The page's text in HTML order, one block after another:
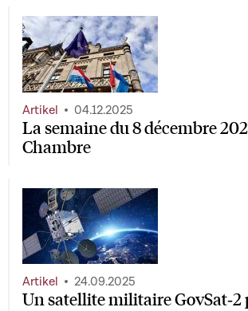
La semaine du 8 décembre
Chambre
Artikel 04.12.2025
Un satellite militaire GovSat‑2
Artikel 24.09.2025